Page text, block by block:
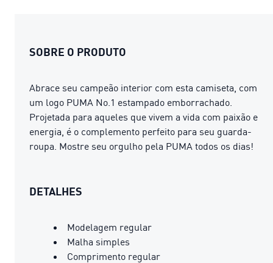
SOBRE O PRODUTO
Abrace seu campeão interior com esta camiseta, com
um logo PUMA No.1 estampado emborrachado.
Projetada para aqueles que vivem a vida com paixão e
energia, é o complemento perfeito para seu guarda-
roupa. Mostre seu orgulho pela PUMA todos os dias!
DETALHES
Modelagem regular
Malha simples
Comprimento regular